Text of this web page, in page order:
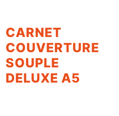
CARNET
COUVERTURE
SOUPLE
DELUXE A5